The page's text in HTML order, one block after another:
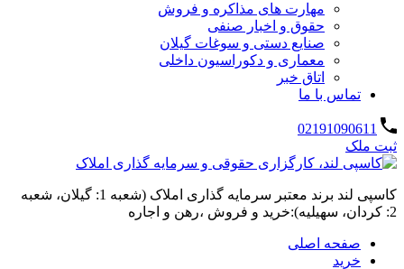
مهارت های مذاکره و فروش
حقوق و اخبار صنفی
صنایع دستی و سوغات گیلان
معماری و دکوراسیون داخلی
اتاق خبر
تماس با ما
02191090611
ثبت ملک
کاسپی لند برند معتبر سرمایه گذاری املاک (شعبه 1: گیلان، شعبه
2: کردان، سهیلیه):خرید و فروش ،رهن و اجاره
صفحه اصلی
خرید